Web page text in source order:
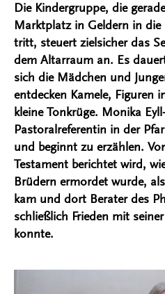
Die Kindergruppe, die
Marktplatz in Geldern in die
tritt, steuert zielsicher das
dem Altarraum an. Es
sich die Mädchen und
entdecken Kamele, Figuren
kleine Tonkrüge. Monika
Pastoralreferentin in der
und beginnt zu erzählen.
Testament berichtet wird,
Brüdern ermordet wurde,
kam und dort Berater des
schließlich Frieden mit
konnte.